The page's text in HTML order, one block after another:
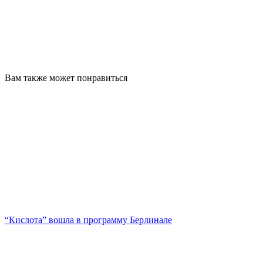
Вам также может понравиться
“Кислота” вошла в программу Берлинале